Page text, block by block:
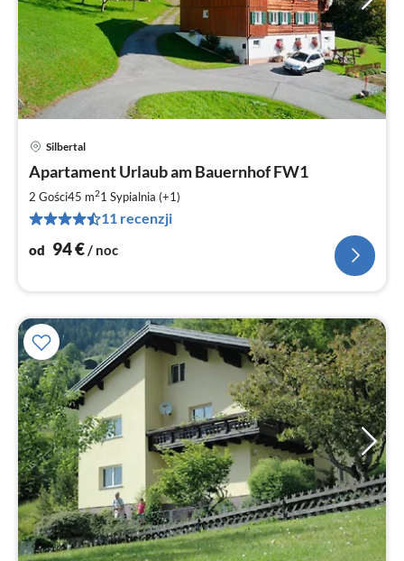
Silbertal
Apartament Urlaub am Bauernhof FW1
2 Gości45 m21 Sypialnia (+1)
11 recenzji
od 94€/ noc